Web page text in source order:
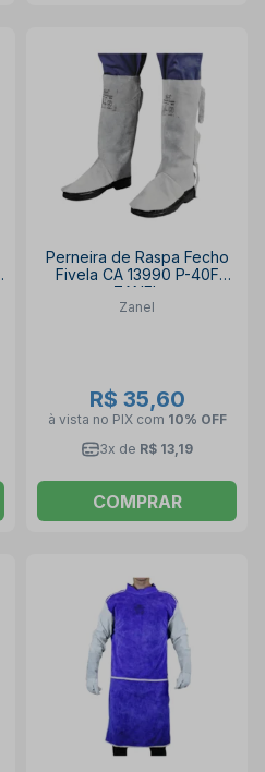
Perneira de Raspa Fecho
Fivela CA 13990 P-40F
ZANEL
Zanel
R$ 35,60
à vista no PIX com 10% OFF
3x de R$ 13,19
COMPRAR